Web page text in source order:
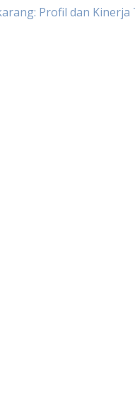
Profil dan Kinerja